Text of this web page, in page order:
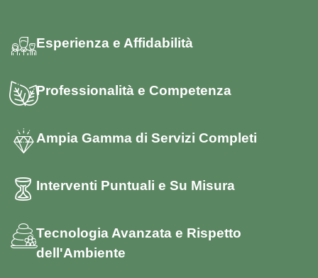
Esperienza e Affidabilità
Professionalità e Competenza
Ampia Gamma di Servizi Completi
Interventi Puntuali e Su Misura
Tecnologia Avanzata e Rispetto
dell'Ambiente